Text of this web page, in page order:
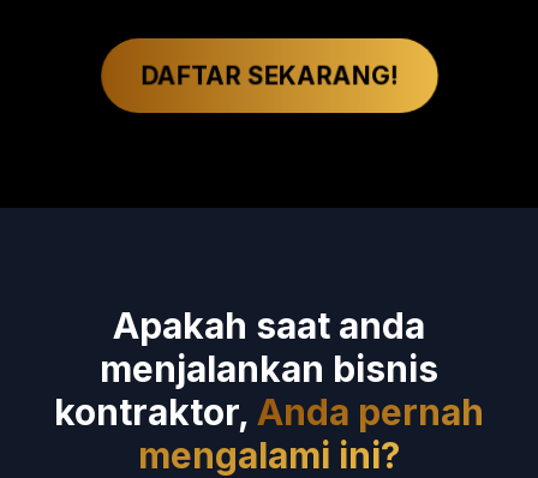
DAFTAR SEKARANG!
Apakah saat anda
menjalankan bisnis
kontraktor, Anda pernah
mengalami ini?